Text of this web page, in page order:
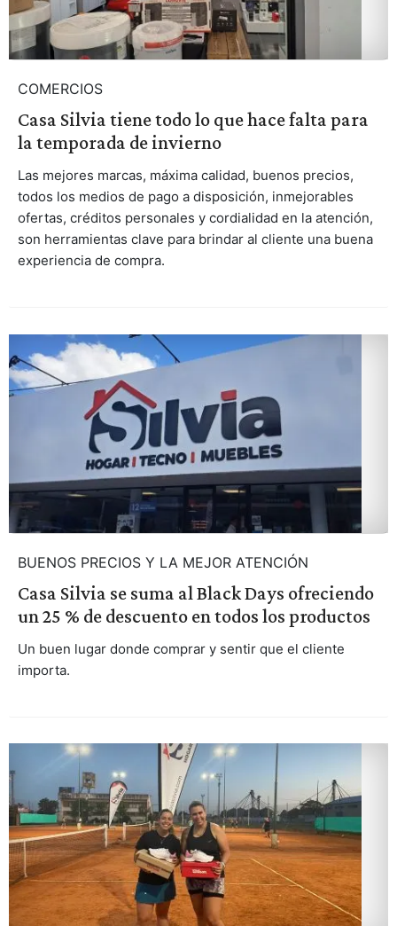
COMERCIOS
Casa Silvia tiene todo lo que hace falta para
la temporada de invierno
Las mejores marcas, máxima calidad, buenos precios,
todos los medios de pago a disposición, inmejorables
ofertas, créditos personales y cordialidad en la atención,
son herramientas clave para brindar al cliente una buena
experiencia de compra.
BUENOS PRECIOS Y LA MEJOR ATENCIÓN
Casa Silvia se suma al Black Days ofreciendo
un 25 % de descuento en todos los productos
Un buen lugar donde comprar y sentir que el cliente
importa.